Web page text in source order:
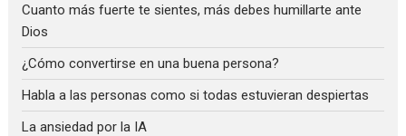
Cuanto más fuerte te sientes, más debes humillarte ante
Dios
¿Cómo convertirse en una buena persona?
Habla a las personas como si todas estuvieran despiertas
La ansiedad por la IA